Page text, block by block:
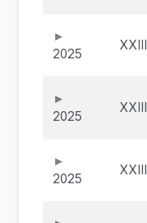
2025
2025
2025